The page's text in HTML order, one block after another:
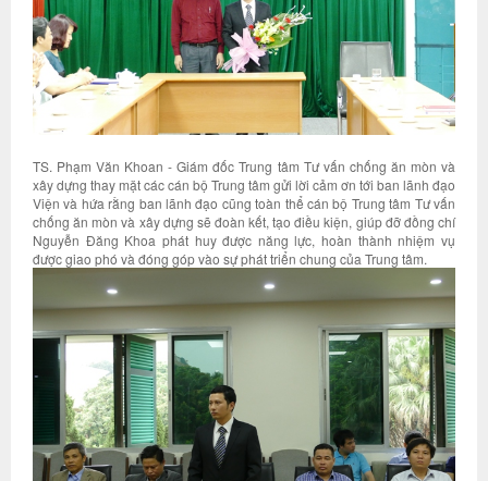
TS. Phạm Văn Khoan - Giám đốc Trung tâm Tư vấn chống ăn mòn và
xây dựng thay mặt các cán bộ Trung tâm gửi lời cảm ơn tới ban lãnh đạo
Viện và hứa rằng ban lãnh đạo cũng toàn thể cán bộ Trung tâm Tư vấn
chống ăn mòn và xây dựng sẽ đoàn kết, tạo điều kiện, giúp đỡ đồng chí
Nguyễn Đăng Khoa phát huy được năng lực, hoàn thành nhiệm vụ
được giao phó và đóng góp vào sự phát triển chung của Trung tâm.